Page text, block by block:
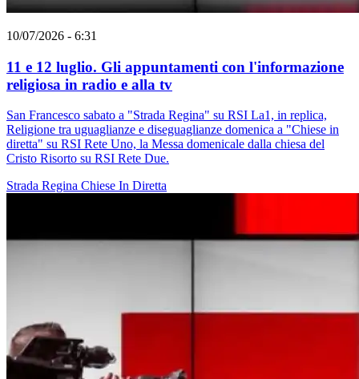
10/07/2026 - 6:31
11 e 12 luglio. Gli appuntamenti con l'informazione
religiosa in radio e alla tv
San Francesco sabato a "Strada Regina" su RSI La1, in replica,
Religione tra uguaglianze e diseguaglianze domenica a "Chiese in
diretta" su RSI Rete Uno, la Messa domenicale dalla chiesa del
Cristo Risorto su RSI Rete Due.
Strada Regina Chiese In Diretta